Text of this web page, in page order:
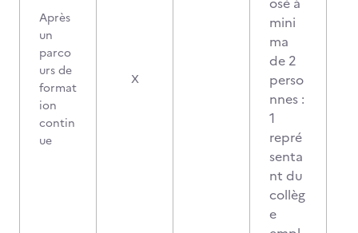
Après
un
parco
urs de
format
ion
contin
ue
X
mini
ma
de 2
perso
nnes :
1
repré
senta
nt du
collèg
e